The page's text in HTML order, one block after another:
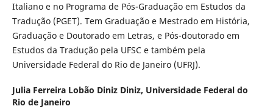
Italiano e no Programa de Pós-Graduação em Estudos da
Tradução (PGET). Tem Graduação e Mestrado em História,
Graduação e Doutorado em Letras, e Pós-doutorado em
Estudos da Tradução pela UFSC e também pela
Universidade Federal do Rio de Janeiro (UFRJ).
Julia Ferreira Lobão Diniz Diniz, Universidade Federal do
Rio de Janeiro